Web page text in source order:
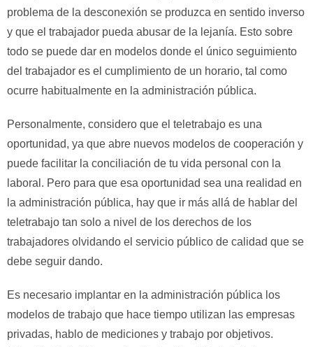
problema de la desconexión se produzca en sentido inverso
y que el trabajador pueda abusar de la lejanía. Esto sobre
todo se puede dar en modelos donde el único seguimiento
del trabajador es el cumplimiento de un horario, tal como
ocurre habitualmente en la administración pública.
Personalmente, considero que el teletrabajo es una
oportunidad, ya que abre nuevos modelos de cooperación y
puede facilitar la conciliación de tu vida personal con la
laboral. Pero para que esa oportunidad sea una realidad en
la administración pública, hay que ir más allá de hablar del
teletrabajo tan solo a nivel de los derechos de los
trabajadores olvidando el servicio público de calidad que se
debe seguir dando.
Es necesario implantar en la administración pública los
modelos de trabajo que hace tiempo utilizan las empresas
privadas, hablo de mediciones y trabajo por objetivos.